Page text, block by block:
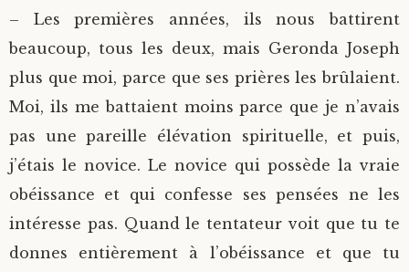
– Les premières années, ils nous battirent
beaucoup, tous les deux, mais Geronda Joseph
plus que moi, parce que ses prières les brûlaient.
Moi, ils me battaient moins parce que je n’avais
pas une pareille élévation spirituelle, et puis,
j’étais le novice. Le novice qui possède la vraie
obéissance et qui confesse ses pensées ne les
intéresse pas. Quand le tentateur voit que tu te
donnes entièrement à l’obéissance et que tu